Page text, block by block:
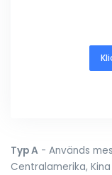
Typ A - Används
Centralamerika,